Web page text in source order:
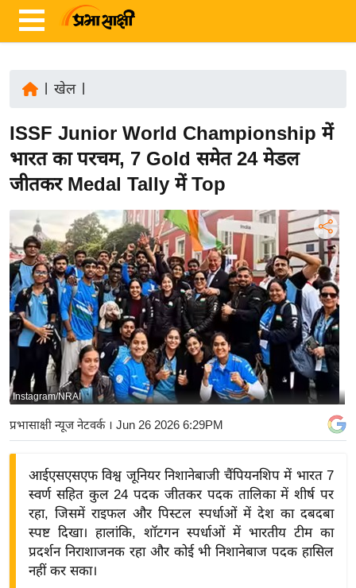
ज़ा
ख
र
ष्ट्री
य
अं
त
र्रा
ष्ट्री
बि
ज़
ने
द्यो
खेल|
ISSF Junior World Championship में
भारत का परचम, 7 Gold समेत 24 मेडल
जीतकर Medal Tally में Top
Instagram/NRAI
प्रभासाक्षी न्यूज नेटवर्क। Jun 26 2026 6:29PM
आईएसएसएफ विश्व जूनियर निशानेबाजी चैंपियनशिप में भारत 7
स्वर्ण सहित कुल 24 पदक जीतकर पदक तालिका में शीर्ष पर
रहा, जिसमें राइफल और पिस्टल स्पर्धाओं में देश का दबदबा
स्पष्ट दिखा। हालांकि, शॉटगन स्पर्धाओं में भारतीय टीम का
प्रदर्शन निराशाजनक रहा और कोई भी निशानेबाज पदक हासिल
नहीं कर सका।